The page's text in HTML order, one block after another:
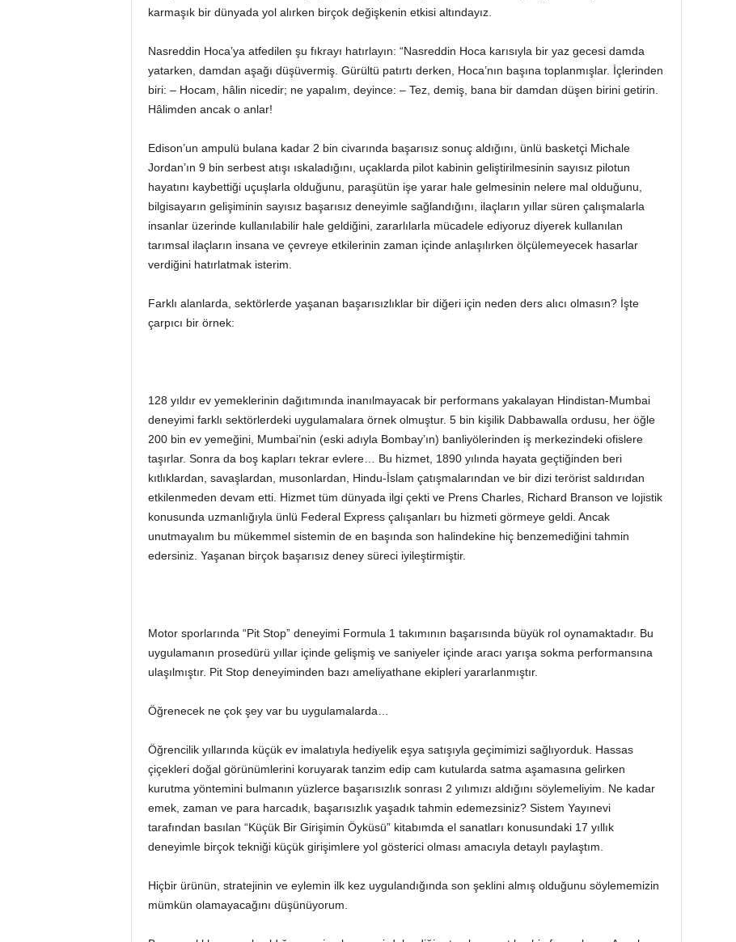
karmaşık bir dünyada yol alırken birçok değişkenin etkisi altındayız.
Nasreddin Hoca’ya atfedilen şu fıkrayı hatırlayın: “Nasreddin Hoca karısıyla bir yaz gecesi damda
yatarken, damdan aşağı düşüvermiş. Gürültü patırtı derken, Hoca’nın başına toplanmışlar. İçlerinden
biri: – Hocam, hâlin nicedir; ne yapalım, deyince: – Tez, demiş, bana bir damdan düşen birini getirin.
Hâlimden ancak o anlar!
Edison’un ampulü bulana kadar 2 bin civarında başarısız sonuç aldığını, ünlü basketçi Michale
Jordan’ın 9 bin serbest atışı ıskaladığını, uçaklarda pilot kabinin geliştirilmesinin sayısız pilotun
hayatını kaybettiği uçuşlarla olduğunu, paraşütün işe yarar hale gelmesinin nelere mal olduğunu,
bilgisayarın gelişiminin sayısız başarısız deneyimle sağlandığını, ilaçların yıllar süren çalışmalarla
insanlar üzerinde kullanılabilir hale geldiğini, zararlılarla mücadele ediyoruz diyerek kullanılan
tarımsal ilaçların insana ve çevreye etkilerinin zaman içinde anlaşılırken ölçülemeyecek hasarlar
verdiğini hatırlatmak isterim.
Farklı alanlarda, sektörlerde yaşanan başarısızlıklar bir diğeri için neden ders alıcı olmasın? İşte
çarpıcı bir örnek:
128 yıldır ev yemeklerinin dağıtımında inanılmayacak bir performans yakalayan Hindistan-Mumbai
deneyimi farklı sektörlerdeki uygulamalara örnek olmuştur. 5 bin kişilik Dabbawalla ordusu, her öğle
200 bin ev yemeğini, Mumbai’nin (eski adıyla Bombay’ın) banliyölerinden iş merkezindeki ofislere
taşırlar. Sonra da boş kapları tekrar evlere… Bu hizmet, 1890 yılında hayata geçtiğinden beri
kıtlıklardan, savaşlardan, musonlardan, Hindu-İslam çatışmalarından ve bir dizi terörist saldırıdan
etkilenmeden devam etti. Hizmet tüm dünyada ilgi çekti ve Prens Charles, Richard Branson ve lojistik
konusunda uzmanlığıyla ünlü Federal Express çalışanları bu hizmeti görmeye geldi. Ancak
unutmayalım bu mükemmel sistemin de en başında son halindekine hiç benzemediğini tahmin
edersiniz. Yaşanan birçok başarısız deney süreci iyileştirmiştir.
Motor sporlarında “Pit Stop” deneyimi Formula 1 takımının başarısında büyük rol oynamaktadır. Bu
uygulamanın prosedürü yıllar içinde gelişmiş ve saniyeler içinde aracı yarışa sokma performansına
ulaşılmıştır. Pit Stop deneyiminden bazı ameliyathane ekipleri yararlanmıştır.
Öğrenecek ne çok şey var bu uygulamalarda…
Öğrencilik yıllarında küçük ev imalatıyla hediyelik eşya satışıyla geçimimizi sağlıyorduk. Hassas
çiçekleri doğal görünümlerini koruyarak tanzim edip cam kutularda satma aşamasına gelirken
kurutma yöntemini bulmanın yüzlerce başarısızlık sonrası 2 yılımızı aldığını söylemeliyim. Ne kadar
emek, zaman ve para harcadık, başarısızlık yaşadık tahmin edemezsiniz? Sistem Yayınevi
tarafından basılan “Küçük Bir Girişimin Öyküsü” kitabımda el sanatları konusundaki 17 yıllık
deneyimle birçok tekniği küçük girişimlere yol gösterici olması amacıyla detaylı paylaştım.
Hiçbir ürünün, stratejinin ve eylemin ilk kez uygulandığında son şeklini almış olduğunu söylememizin
mümkün olamayacağını düşünüyorum.